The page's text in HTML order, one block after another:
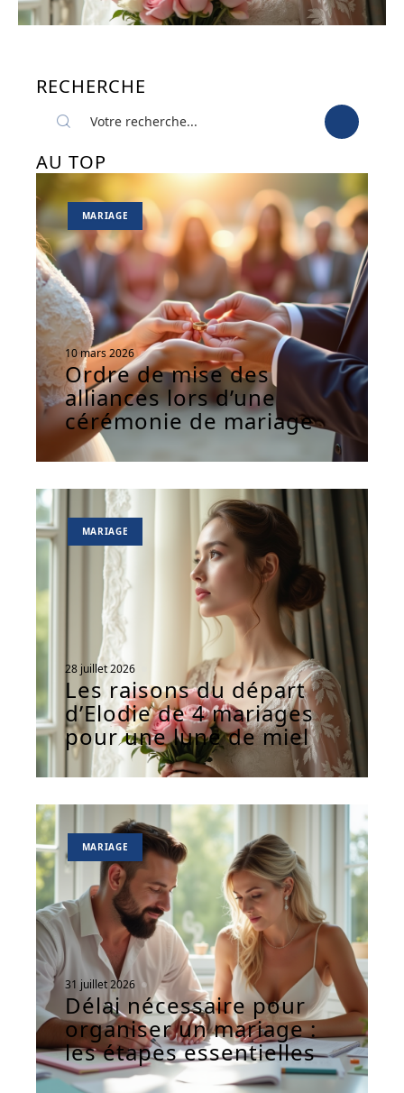
RECHERCHE
AU TOP
MARIAGE
10 mars 2026
Ordre de mise des
alliances lors d’une
cérémonie de mariage
MARIAGE
28 juillet 2026
Les raisons du départ
d’Elodie de 4 mariages
pour une lune de miel
MARIAGE
31 juillet 2026
Délai nécessaire pour
organiser un mariage :
les étapes essentielles